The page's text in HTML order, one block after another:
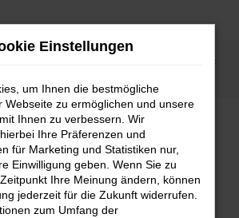
mit
nach Fulda
Einstellungen
um Ihnen die bestmögliche
Webseite zu ermöglichen und unsere
Ihnen zu verbessern. Wir
Ihre Präferenzen und
für Marketing und Statistiken nur,
Einwilligung geben. Wenn Sie zu
Ihre Meinung ändern, können
jederzeit für die Zukunft widerrufen.
zum Umfang der